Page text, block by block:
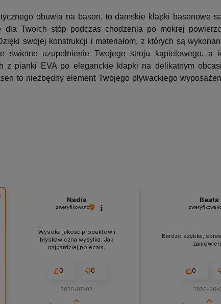
obuwia na basen, to damskie klapki basenowe
dla Twoich stóp podczas chodzenia po mokrej
swojej konstrukcji i materiałom, z których są
świetne uzupełnienie Twojego stroju kąpielowego,
z pianki EVA po eleganckie klapki na delikatnym
to niezbędny element Twojego pływackiego
Nadia
zweryfikowano
Wysoka jakość produktów i
błyskawiczna wysyłka. Jak
najbardziej polecam.
0 0
2026-07-02
Beata
Bardzo szybka,
0
2026-06-